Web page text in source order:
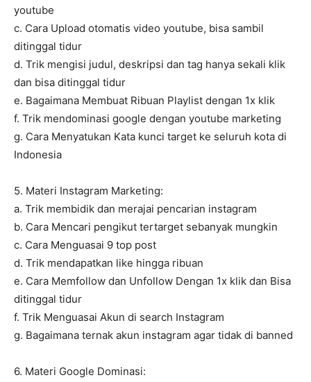
youtube
c. Cara Upload otomatis video youtube, bisa sambil
ditinggal tidur
d. Trik mengisi judul, deskripsi dan tag hanya sekali klik
dan bisa ditinggal tidur
e. Bagaimana Membuat Ribuan Playlist dengan 1x klik
f. Trik mendominasi google dengan youtube marketing
g. Cara Menyatukan Kata kunci target ke seluruh kota di
Indonesia
5. Materi Instagram Marketing:
a. Trik membidik dan merajai pencarian instagram
b. Cara Mencari pengikut tertarget sebanyak mungkin
c. Cara Menguasai 9 top post
d. Trik mendapatkan like hingga ribuan
e. Cara Memfollow dan Unfollow Dengan 1x klik dan Bisa
ditinggal tidur
f. Trik Menguasai Akun di search Instagram
g. Bagaimana ternak akun instagram agar tidak di banned
6. Materi Google Dominasi: